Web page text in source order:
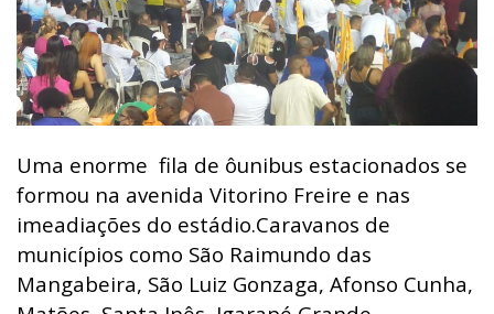
Uma enorme fila de ôunibus estacionados se
formou na avenida Vitorino Freire e nas
imeadiações do estádio.Caravanos de
municípios como São Raimundo das
Mangabeira, São Luiz Gonzaga, Afonso Cunha,